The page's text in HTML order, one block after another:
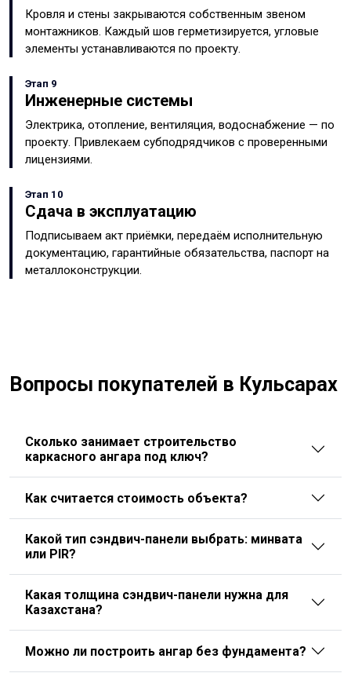
Кровля и стены закрываются собственным звеном
монтажников. Каждый шов герметизируется, угловые
элементы устанавливаются по проекту.
Этап 9
Инженерные системы
Электрика, отопление, вентиляция, водоснабжение — по
проекту. Привлекаем субподрядчиков с проверенными
лицензиями.
Этап 10
Сдача в эксплуатацию
Подписываем акт приёмки, передаём исполнительную
документацию, гарантийные обязательства, паспорт на
металлоконструкции.
Вопросы покупателей в Кульсарах
Сколько занимает строительство
каркасного ангара под ключ?
Как считается стоимость объекта?
Какой тип сэндвич-панели выбрать: минвата
или PIR?
Какая толщина сэндвич-панели нужна для
Казахстана?
Можно ли построить ангар без фундамента?